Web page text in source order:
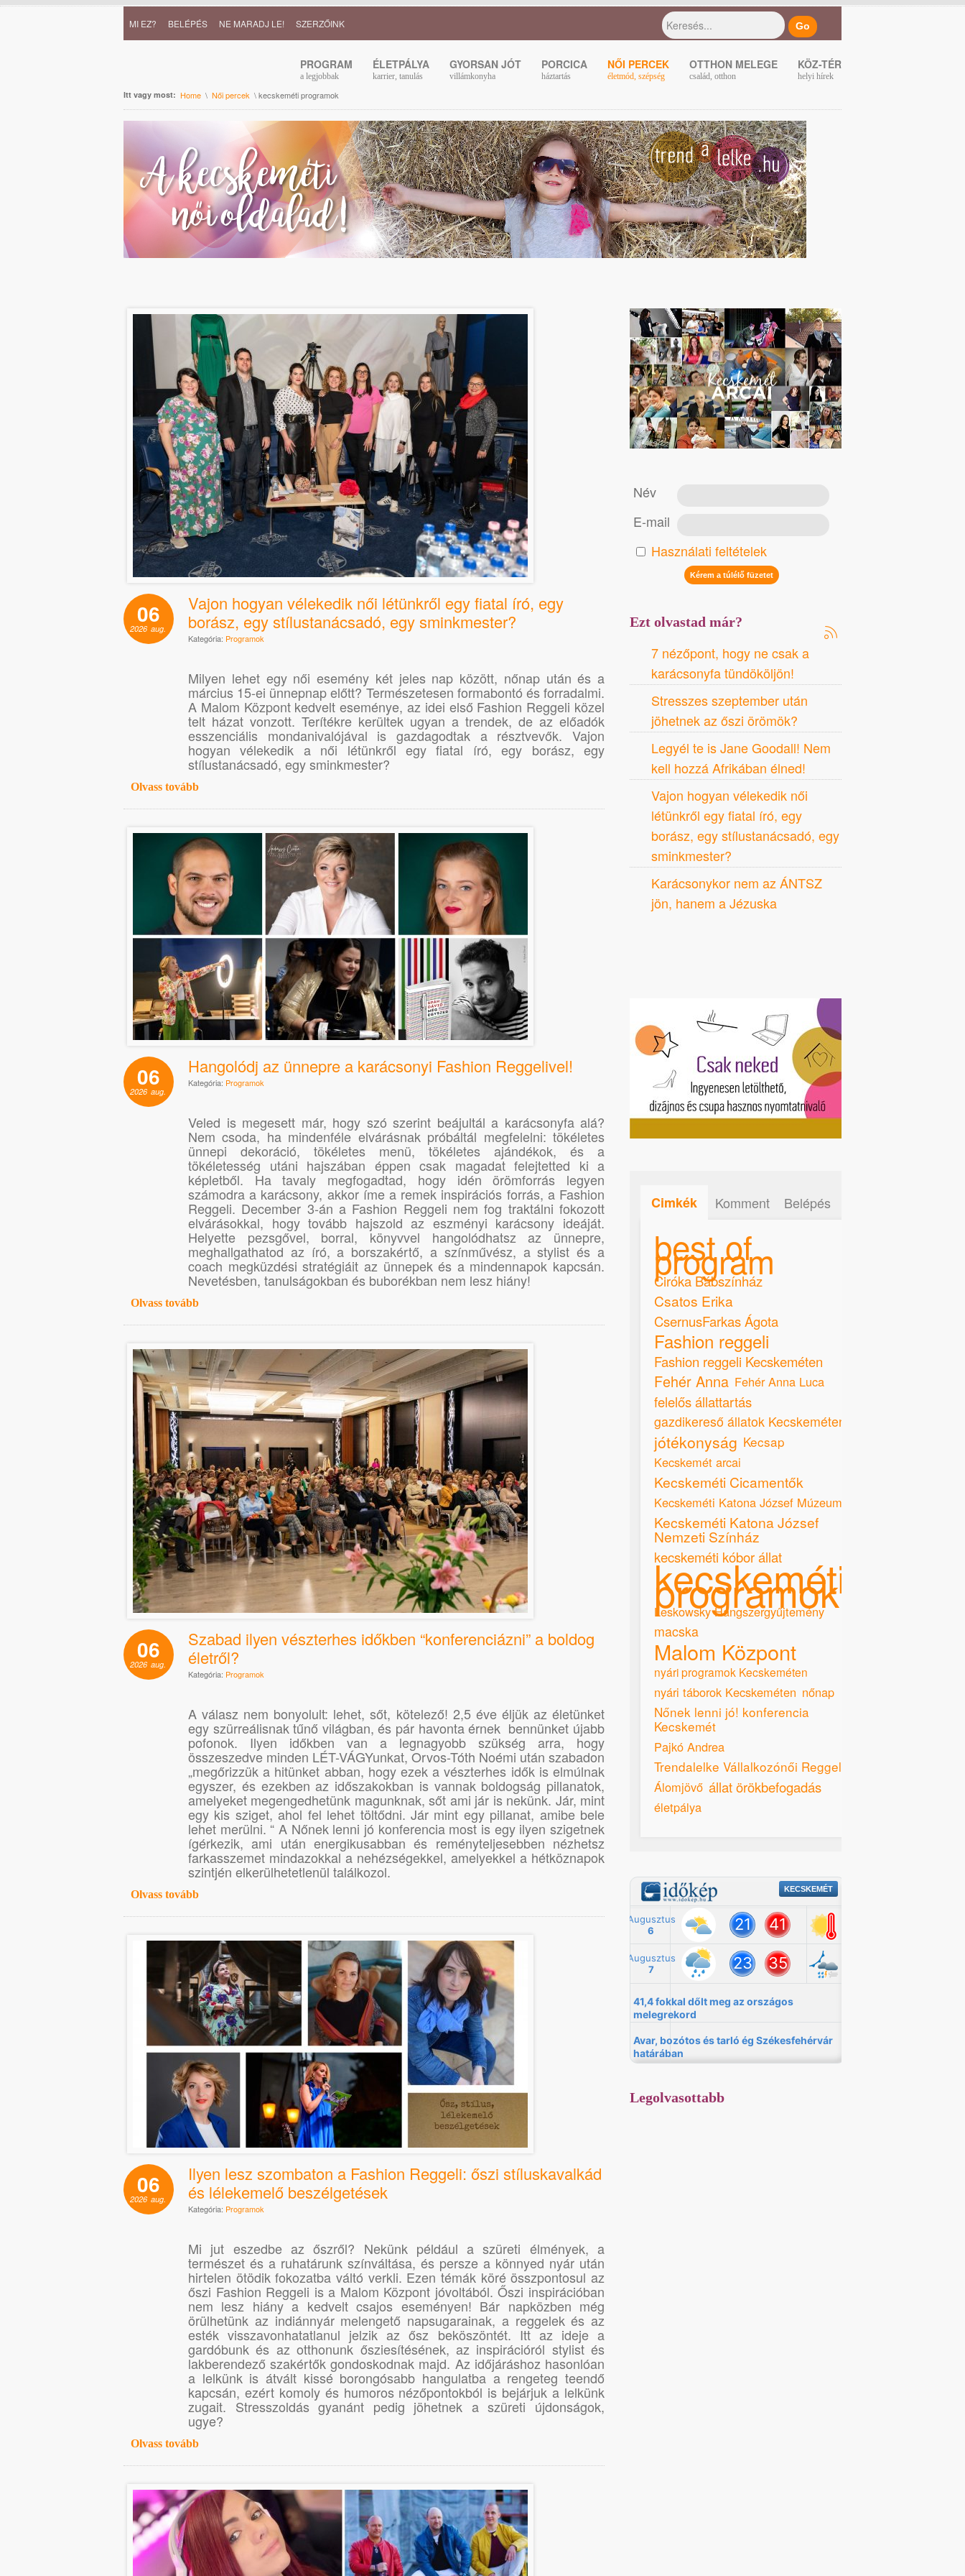
MI EZ? BELÉPÉS NE MARADJ LE! SZERZŐINK
PROGRAM
a legjobbak
ÉLETPÁLYA
karrier, tanulás
GYORSAN JÓT
villámkonyha
PORCICA
háztartás
NŐI PERCEK
életmód, szépség
OTTHON MELEGE
család, otthon
KÖZ-TÉR
helyi hírek
Itt vagy most: Home \ Női percek \ kecskeméti programok
06
2026 aug.
Vajon hogyan vélekedik női létünkről egy fiatal író, egy
borász, egy stílustanácsadó, egy sminkmester?
Kategória: Programok
Milyen lehet egy női esemény két jeles nap között, nőnap után és a
március 15-ei ünnepnap előtt? Természetesen formabontó és forradalmi.
A Malom Központ kedvelt eseménye, az idei első Fashion Reggeli közel
telt házat vonzott. Terítékre kerültek ugyan a trendek, de az előadók
esszenciális mondanivalójával is gazdagodtak a résztvevők. Vajon
hogyan vélekedik a női létünkről egy fiatal író, egy borász, egy
stílustanácsadó, egy sminkmester?
Olvass tovább
06
2026 aug.
Hangolódj az ünnepre a karácsonyi Fashion Reggelivel!
Kategória: Programok
Veled is megesett már, hogy szó szerint beájultál a karácsonyfa alá?
Nem csoda, ha mindenféle elvárásnak próbáltál megfelelni: tökéletes
ünnepi dekoráció, tökéletes menü, tökéletes ajándékok, és a
tökéletesség utáni hajszában éppen csak magadat felejtetted ki a
képletből. Ha tavaly megfogadtad, hogy idén örömforrás legyen
számodra a karácsony, akkor íme a remek inspirációs forrás, a Fashion
Reggeli. December 3-án a Fashion Reggeli nem fog traktálni fokozott
elvárásokkal, hogy tovább hajszold az eszményi karácsony ideáját.
Helyette pezsgővel, borral, könyvvel hangolódhatsz az ünnepre,
meghallgathatod az író, a borszakértő, a színművész, a stylist és a
coach megküzdési stratégiáit az ünnepek és a mindennapok kapcsán.
Nevetésben, tanulságokban és buborékban nem lesz hiány!
Olvass tovább
06
2026 aug.
Szabad ilyen vészterhes időkben “konferenciázni” a boldog
életről?
Kategória: Programok
A válasz nem bonyolult: lehet, sőt, kötelező! 2,5 éve éljük az életünket
egy szürreálisnak tűnő világban, és pár havonta érnek bennünket újabb
pofonok. Ilyen időkben van a legnagyobb szükség arra, hogy
összeszedve minden LÉT-VÁGYunkat, Orvos-Tóth Noémi után szabadon
„megőrizzük a hitünket abban, hogy ezek a vészterhes idők is elmúlnak
egyszer, és ezekben az időszakokban is vannak boldogság pillanatok,
amelyeket megengedhetünk magunknak, sőt ami jár is nekünk. Jár, mint
egy kis sziget, ahol fel lehet töltődni. Jár mint egy pillanat, amibe bele
lehet merülni. “ A Nőnek lenni jó konferencia most is egy ilyen szigetnek
ígérkezik, ami után energikusabban és reményteljesebben nézhetsz
farkasszemet mindazokkal a nehézségekkel, amelyekkel a hétköznapok
szintjén elkerülhetetlenül találkozol.
Olvass tovább
06
2026 aug.
Ilyen lesz szombaton a Fashion Reggeli: őszi stíluskavalkád
és lélekemelő beszélgetések
Kategória: Programok
Mi jut eszedbe az őszről? Nekünk például a szüreti élmények, a
természet és a ruhatárunk színváltása, és persze a könnyed nyár után
hirtelen ötödik fokozatba váltó verkli. Ezen témák köré összpontosul az
őszi Fashion Reggeli is a Malom Központ jóvoltából. Őszi inspirációban
nem lesz hiány a kedvelt csajos eseményen! Bár napközben még
örülhetünk az indiánnyár melengető napsugarainak, a reggelek és az
esték visszavonhatatlanul jelzik az ősz beköszöntét. Itt az ideje a
gardóbunk és az otthonunk ősziesítésének, az inspirációról stylist és
lakberendező szakértők gondoskodnak majd. Az időjáráshoz hasonlóan
a lelkünk is átvált kissé borongósabb hangulatba a rengeteg teendő
kapcsán, ezért komoly és humoros nézőpontokból is bejárjuk a lelkünk
zugait. Stresszoldás gyanánt pedig jöhetnek a szüreti újdonságok,
ugye?
Olvass tovább
Név
E-mail
Használati feltételek
Ezt olvastad már?
7 nézőpont, hogy ne csak a
karácsonyfa tündököljön!
Stresszes szeptember után
jöhetnek az őszi örömök?
Legyél te is Jane Goodall! Nem
kell hozzá Afrikában élned!
Vajon hogyan vélekedik női
létünkről egy fiatal író, egy
borász, egy stílustanácsadó, egy
sminkmester?
Karácsonykor nem az ÁNTSZ
jön, hanem a Jézuska
Cimkék Komment Belépés
best of
program
Ciróka Bábszínház
Csatos Erika
CsernusFarkas Ágota
Fashion reggeli
Fashion reggeli Kecskeméten
Fehér Anna Fehér Anna Luca
felelős állattartás
gazdikereső állatok Kecskeméten
jótékonyság Kecsap
Kecskemét arcai
Kecskeméti Cicamentők
Kecskeméti Katona József Múzeum
Kecskeméti Katona József
Nemzeti Színház
kecskeméti kóbor állat
kecskeméti
programok
Leskowsky Hangszergyűjtemény
macska
Malom Központ
nyári programok Kecskeméten
nyári táborok Kecskeméten nőnap
Nőnek lenni jó! konferencia
Kecskemét
Pajkó Andrea
Trendalelke Vállalkozónői Reggeli
Álomjövő állat örökbefogadás
életpálya
Legolvasottabb